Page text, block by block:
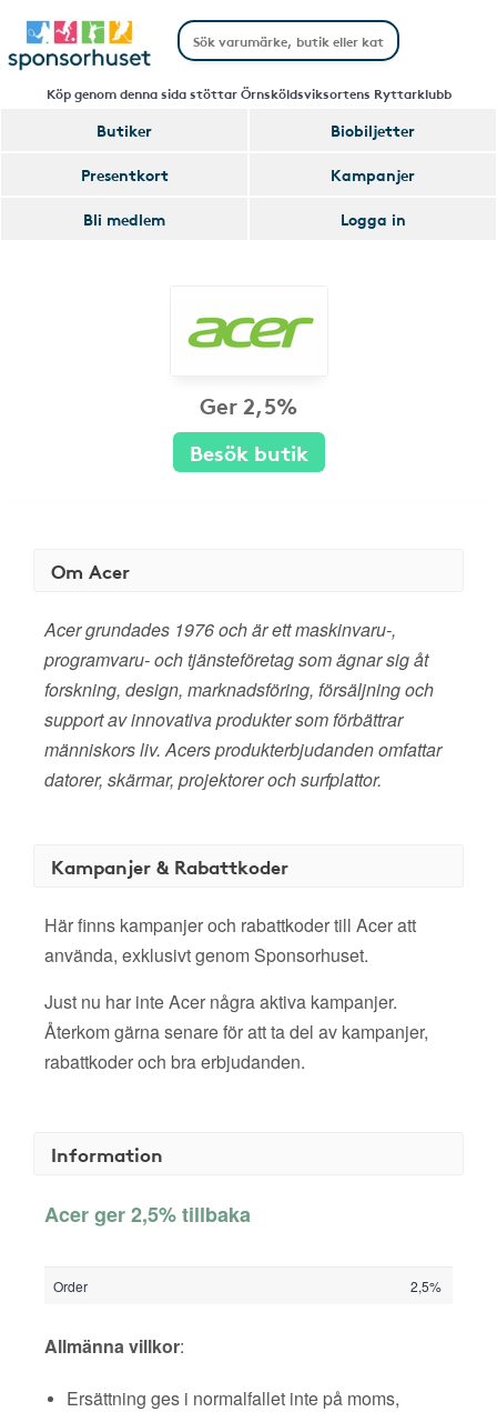
Köp genom denna sida stöttar Örnsköldsviksortens Ryttarklubb
Butiker
Biobiljetter
Presentkort
Kampanjer
Bli medlem
Logga in
Ger 2,5%
Besök butik
Om Acer
Acer grundades 1976 och är ett maskinvaru-,
programvaru- och tjänsteföretag som ägnar sig åt
forskning, design, marknadsföring, försäljning och
support av innovativa produkter som förbättrar
människors liv. Acers produkterbjudanden omfattar
datorer, skärmar, projektorer och surfplattor.
Kampanjer & Rabattkoder
Här finns kampanjer och rabattkoder till Acer att
använda, exklusivt genom Sponsorhuset.
Just nu har inte Acer några aktiva kampanjer.
Återkom gärna senare för att ta del av kampanjer,
rabattkoder och bra erbjudanden.
Information
Acer ger 2,5% tillbaka
Order 2,5%
Allmänna villkor:
Ersättning ges i normalfallet inte på moms,